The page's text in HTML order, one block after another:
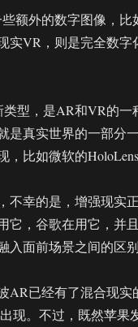
额外的数字图像，比
实VR，则是完全数字
型，是AR和VR的一
是真实世界的一部分
比如微软的HoloLens
不幸的是，增强现实
它，谷歌在用它，并
面前场景之间的区别
AR已经有了混合现实
现。不过，既然苹